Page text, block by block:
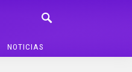
NOTICIAS